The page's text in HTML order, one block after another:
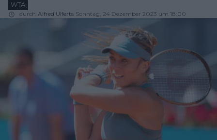
WTA
durch Alfred Ulferts Sonntag, 24 Dezember 2023 um 18:00